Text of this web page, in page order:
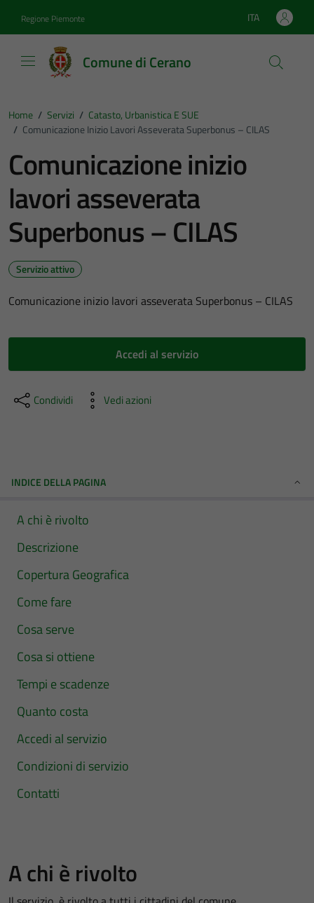
Regione Piemonte Lingua attiva:
ITA
Comune di Cerano
Home / Servizi / Catasto, Urbanistica E SUE
/ Comunicazione Inizio Lavori Asseverata Superbonus – CILAS
Comunicazione inizio
lavori asseverata
Superbonus – CILAS
Servizio attivo
Comunicazione inizio lavori asseverata Superbonus – CILAS
Accedi al servizio
Condividi Vedi azioni
INDICE DELLA PAGINA
A chi è rivolto
Descrizione
Copertura Geografica
Come fare
Cosa serve
Cosa si ottiene
Tempi e scadenze
Quanto costa
Accedi al servizio
Condizioni di servizio
Contatti
A chi è rivolto